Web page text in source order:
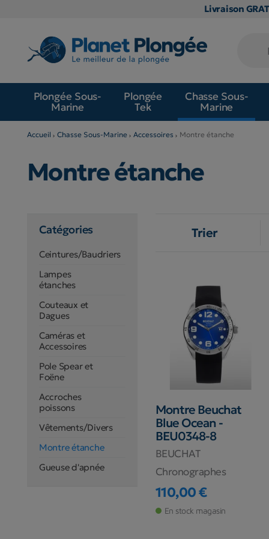
Livraison
Plongée Sous-
Marine
Plongée
Tek
Chasse Sous-
Marine
Accueil Chasse Sous-Marine Accessoires Montre étanche
Montre étanche
Catégories
Ceintures/Baudriers
Lampes
étanches
Couteaux et
Dagues
Caméras et
Accessoires
Pole Spear et
Foëne
Accroches
poissons
Vêtements/Divers
Montre étanche
Gueuse d'apnée
Trier
Montre Beuchat
Blue Ocean -
BEU0348-8
BEUCHAT
Chronographes
Prix
110,00 €
En stock magasin